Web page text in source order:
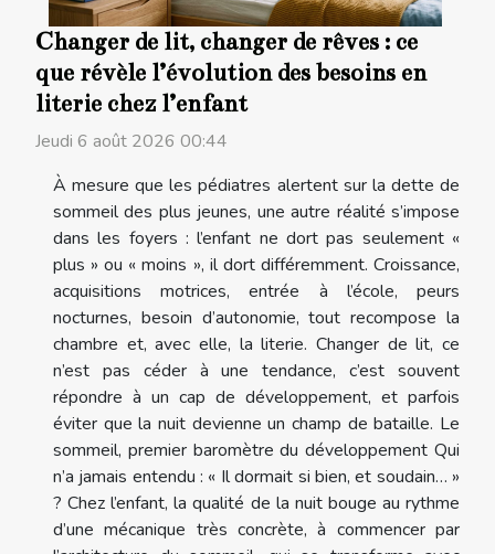
Changer de lit, changer de rêves : ce
que révèle l’évolution des besoins en
literie chez l’enfant
Jeudi 6 août 2026 00:44
À mesure que les pédiatres alertent sur la dette de
sommeil des plus jeunes, une autre réalité s’impose
dans les foyers : l’enfant ne dort pas seulement «
plus » ou « moins », il dort différemment. Croissance,
acquisitions motrices, entrée à l’école, peurs
nocturnes, besoin d’autonomie, tout recompose la
chambre et, avec elle, la literie. Changer de lit, ce
n’est pas céder à une tendance, c’est souvent
répondre à un cap de développement, et parfois
éviter que la nuit devienne un champ de bataille. Le
sommeil, premier baromètre du développement Qui
n’a jamais entendu : « Il dormait si bien, et soudain… »
? Chez l’enfant, la qualité de la nuit bouge au rythme
d’une mécanique très concrète, à commencer par